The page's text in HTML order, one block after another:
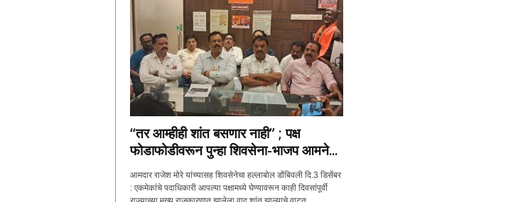
“तर आम्हीही शांत बसणार नाही” ; पक्ष
फोडाफोडीवरून पुन्हा शिवसेना-भाजप आमने...
आमदार राजेश मोरे यांच्यासह शिवसेनेचा हल्लाबोल डोंबिवली दि.3 डिसेंबर
: एकमेकांचे पदाधिकारी आपल्या पक्षामध्ये घेण्यावरून काही दिवसांपूर्वी